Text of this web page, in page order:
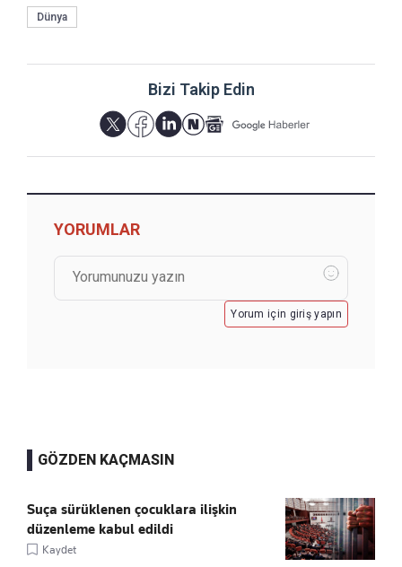
Dünya
Bizi Takip Edin
YORUMLAR
Yorum için giriş yapın
GÖZDEN KAÇMASIN
Suça sürüklenen çocuklara ilişkin
düzenleme kabul edildi
Kaydet